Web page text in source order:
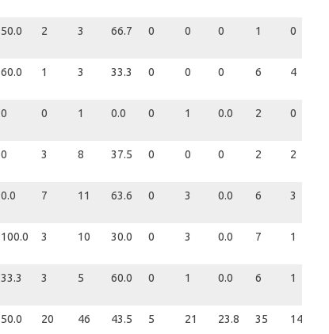
50.0 2 3 66.7 0 0 0 1 0
60.0 1 3 33.3 0 0 0 6 4
0 0 1 0.0 0 1 0.0 2 0
0 3 8 37.5 0 0 0 2 2
0.0 7 11 63.6 0 3 0.0 6 3
100.0 3 10 30.0 0 3 0.0 7 1
33.3 3 5 60.0 0 1 0.0 6 1
50.0 20 46 43.5 5 21 23.8 35 14